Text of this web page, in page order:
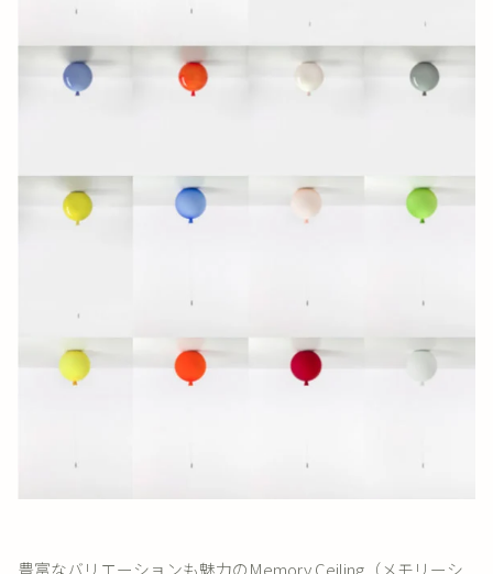
豊富なバリエーションも魅力のMemory Ceiling（メモリーシ